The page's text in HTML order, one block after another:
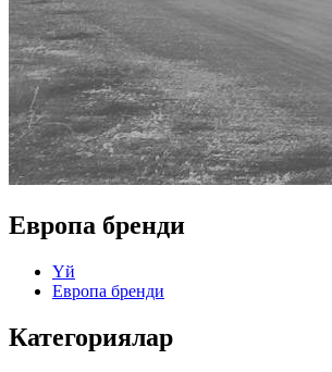
Европа бренди
Үй
Европа бренди
Категориялар